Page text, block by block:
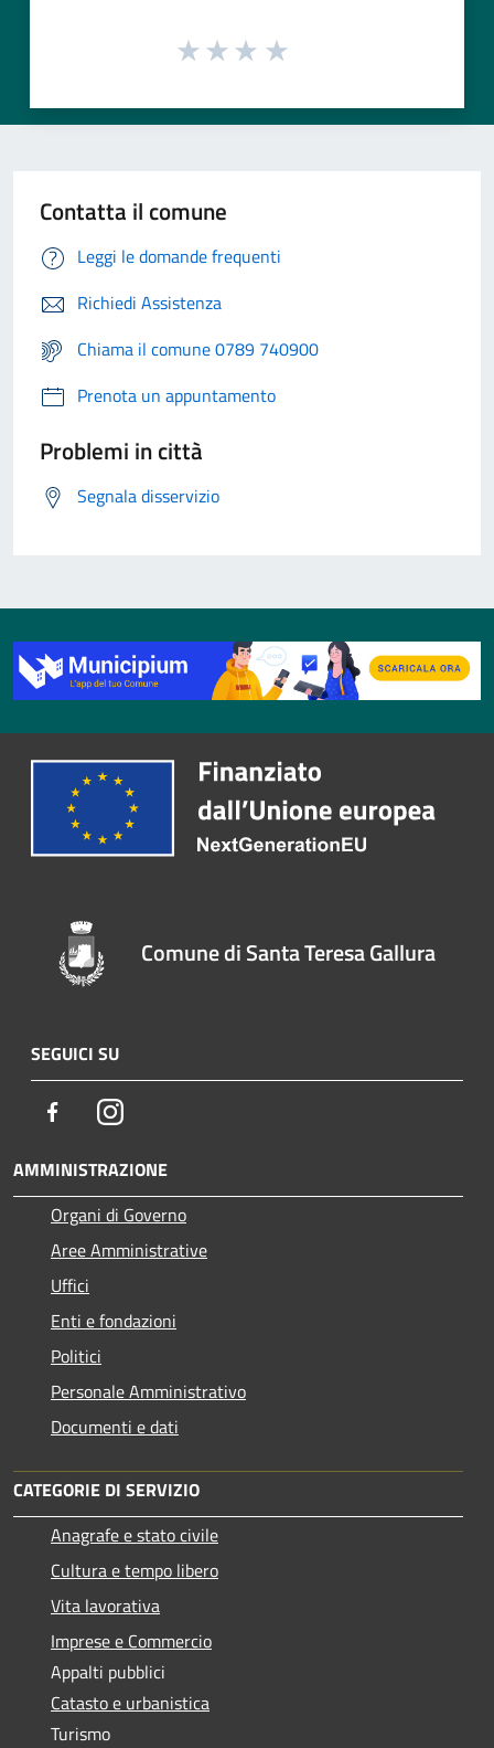
Contatta il comune
Leggi le domande frequenti
Richiedi Assistenza
Chiama il comune 0789 740900
Prenota un appuntamento
Problemi in città
Segnala disservizio
Comune di Santa Teresa Gallura
SEGUICI SU
FacebookInstagram
AMMINISTRAZIONE
Organi di Governo
Aree Amministrative
Uffici
Enti e fondazioni
Politici
Personale Amministrativo
Documenti e dati
CATEGORIE DI SERVIZIO
Anagrafe e stato civile
Cultura e tempo libero
Vita lavorativa
Imprese e Commercio
Appalti pubblici
Catasto e urbanistica
Turismo